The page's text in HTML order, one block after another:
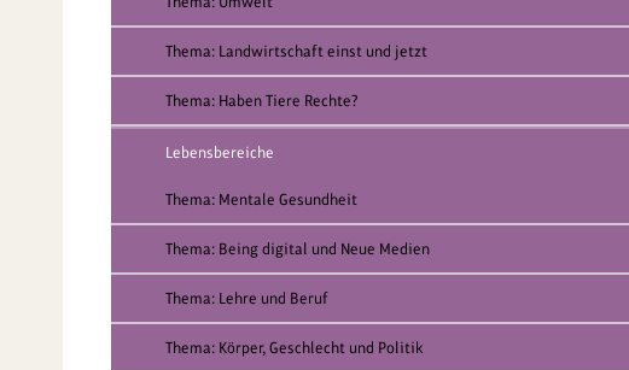
Thema: Landwirtschaft einst und jetzt
Thema: Haben Tiere Rechte?
Lebensbereiche
Thema: Mentale Gesundheit
Thema: Being digital und Neue Medien
Thema: Lehre und Beruf
Thema: Körper, Geschlecht und Politik